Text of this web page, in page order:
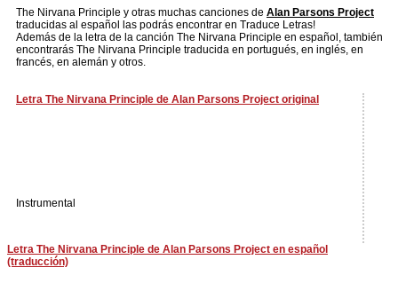
The Nirvana Principle y otras muchas canciones de Alan Parsons Project
traducidas al español las podrás encontrar en Traduce Letras!
Además de la letra de la canción The Nirvana Principle en español, también
encontrarás The Nirvana Principle traducida en portugués, en inglés, en
francés, en alemán y otros.
Letra The Nirvana Principle de Alan Parsons Project original
Instrumental
Letra The Nirvana Principle de Alan Parsons Project en español
(traducción)